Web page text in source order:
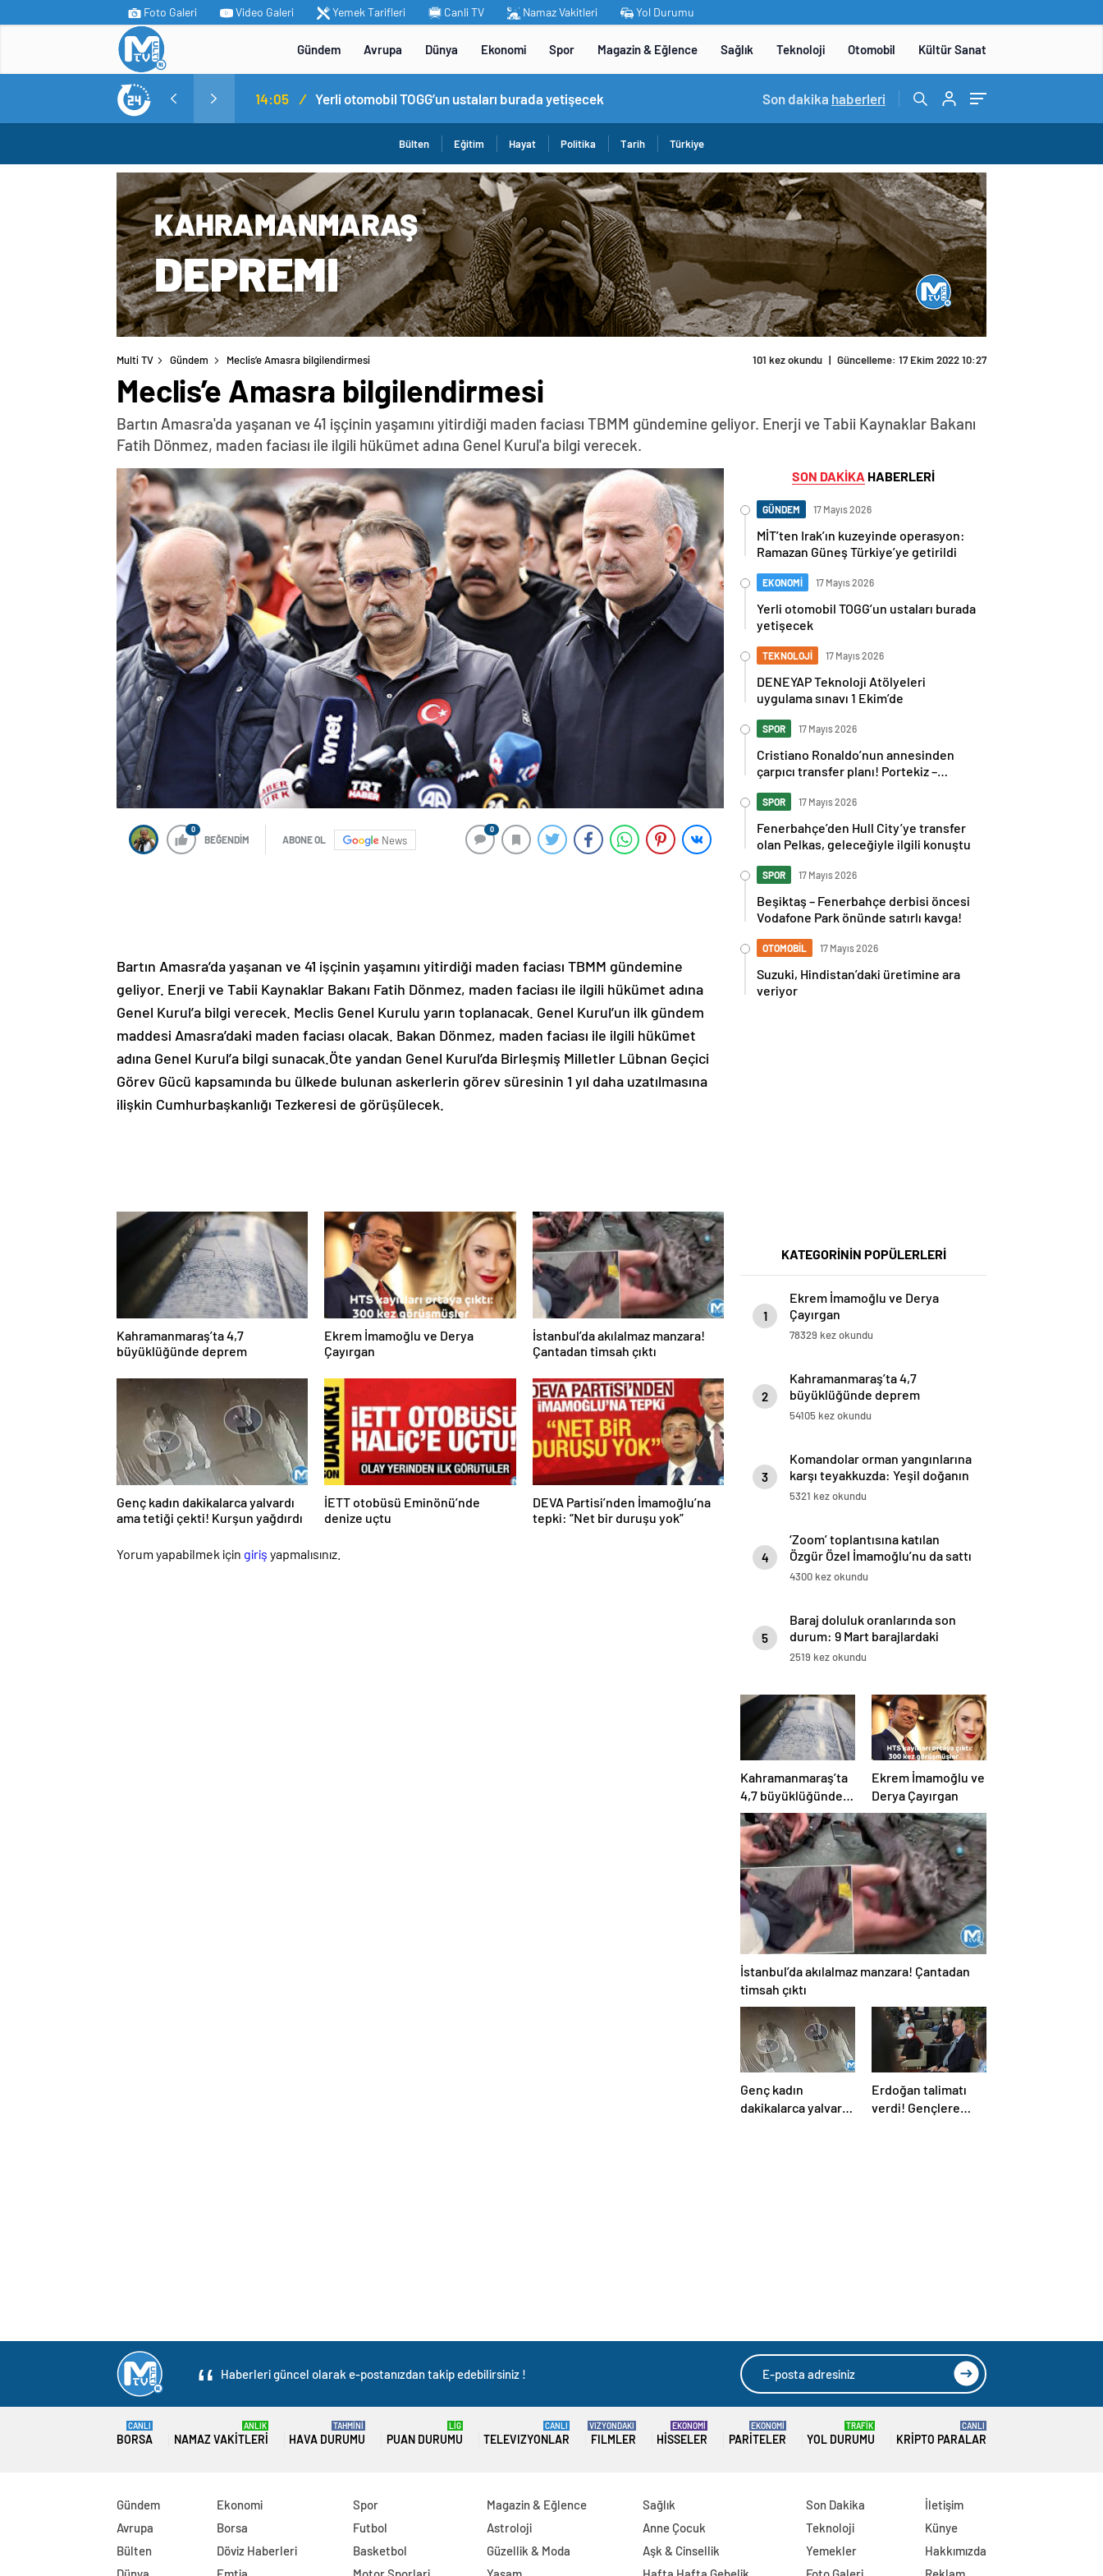
Foto Galeri Video Galeri Yemek Tarifleri Canli TV Namaz Vakitleri Yol Durumu
Gündem Avrupa Dünya Ekonomi Spor Magazin & Eğlence Sağlık Teknoloji Otomobil Kültür Sanat
MİT’ten Irak’ın kuzeyinde operasyon: Ramazan Güneş Türkiye’ye getirildi 14:05 / Yerli otomobil TOGG’un ustaları burada yetişecek 15:06 / DENEYAP Teknoloji Atölyeleri uygulama sınavı 1
Son dakika haberleri
Bülten Eğitim Hayat Politika Tarih Türkiye
Multi TV Gündem Meclis’e Amasra bilgilendirmesi 101 kez okundu | Güncelleme: 17 Ekim 2022 10:27
Meclis’e Amasra bilgilendirmesi
Bartın Amasra'da yaşanan ve 41 işçinin yaşamını yitirdiği maden faciası TBMM gündemine geliyor. Enerji ve Tabii Kaynaklar Bakanı
Fatih Dönmez, maden faciası ile ilgili hükümet adına Genel Kurul'a bilgi verecek.
0
BEĞENDİM ABONE OL News
0
Bartın Amasra’da yaşanan ve 41 işçinin yaşamını yitirdiği maden faciası TBMM gündemine
geliyor. Enerji ve Tabii Kaynaklar Bakanı Fatih Dönmez, maden faciası ile ilgili hükümet adına
Genel Kurul’a bilgi verecek. Meclis Genel Kurulu yarın toplanacak. Genel Kurul’un ilk gündem
maddesi Amasra’daki maden faciası olacak. Bakan Dönmez, maden faciası ile ilgili hükümet
adına Genel Kurul’a bilgi sunacak.Öte yandan Genel Kurul’da Birleşmiş Milletler Lübnan Geçici
Görev Gücü kapsamında bu ülkede bulunan askerlerin görev süresinin 1 yıl daha uzatılmasına
ilişkin Cumhurbaşkanlığı Tezkeresi de görüşülecek.
Kahramanmaraş’ta 4,7
büyüklüğünde deprem
Ekrem İmamoğlu ve Derya
Çayırgan
İstanbul’da akılalmaz manzara!
Çantadan timsah çıktı
Genç kadın dakikalarca yalvardı
ama tetiği çekti! Kurşun yağdırdı
İETT otobüsü Eminönü’nde
denize uçtu
DEVA Partisi’nden İmamoğlu’na
tepki: “Net bir duruşu yok”
Yorum yapabilmek için giriş yapmalısınız.
SON DAKİKA HABERLERİ
GÜNDEM 17 Mayıs 2026
MİT’ten Irak’ın kuzeyinde operasyon:
Ramazan Güneş Türkiye’ye getirildi
EKONOMİ 17 Mayıs 2026
Yerli otomobil TOGG’un ustaları burada
yetişecek
TEKNOLOJİ 17 Mayıs 2026
DENEYAP Teknoloji Atölyeleri
uygulama sınavı 1 Ekim’de
SPOR 17 Mayıs 2026
Cristiano Ronaldo’nun annesinden
çarpıcı transfer planı! Portekiz –
kardeşinden sert cevap
SPOR 17 Mayıs 2026
Fenerbahçe’den Hull City’ye transfer
olan Pelkas, geleceğiyle ilgili konuştu
SPOR 17 Mayıs 2026
Beşiktaş – Fenerbahçe derbisi öncesi
Vodafone Park önünde satırlı kavga!
OTOMOBİL 17 Mayıs 2026
Suzuki, Hindistan’daki üretimine ara
veriyor
KATEGORİNİN POPÜLERLERİ
1
Ekrem İmamoğlu ve Derya
Çayırgan
78329 kez okundu
2
Kahramanmaraş’ta 4,7
büyüklüğünde deprem
54105 kez okundu
3
Komandolar orman yangınlarına
karşı teyakkuzda: Yeşil doğanın
canlıları onlara emanet
5321 kez okundu
4
‘Zoom’ toplantısına katılan
Özgür Özel İmamoğlu’nu da sattı
4300 kez okundu
5
Baraj doluluk oranlarında son
durum: 9 Mart barajlardaki
doluluk oranı ne kadar, yüzde
2519 kez okundu
Kahramanmaraş’ta
4,7 büyüklüğünde
deprem
Ekrem İmamoğlu ve
Derya Çayırgan
İstanbul’da akılalmaz manzara! Çantadan
timsah çıktı
Genç kadın
dakikalarca yalvardı
Erdoğan talimatı
verdi! Gençlere
Haberleri güncel olarak e-postanızdan takip edebilirsiniz !
BORSA
CANLI
NAMAZ VAKITLERI
ANLIK
HAVA DURUMU
TAHMİNİ
PUAN DURUMU
LİG
TELEVIZYONLAR
CANLI
FILMLER
VIZYONDAKI
HISSELER
EKONOMİ
PARITELER
EKONOMİ
YOL DURUMU
TRAFİK
KRIPTO PARALAR
CANLI
Gündem
Avrupa
Bülten
Ekonomi
Borsa
Döviz Haberleri
Spor
Futbol
Basketbol
Magazin & Eğlence
Astroloji
Güzellik & Moda
Sağlık
Anne Çocuk
Aşk & Cinsellik
Son Dakika
Teknoloji
Yemekler
İletişim
Künye
Hakkımızda